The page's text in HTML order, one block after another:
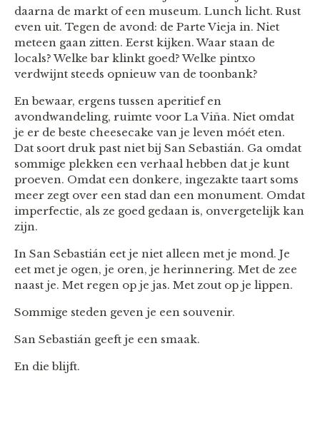
daarna de markt of een museum. Lunch licht. Rust
even uit. Tegen de avond: de Parte Vieja in. Niet
meteen gaan zitten. Eerst kijken. Waar staan de
locals? Welke bar klinkt goed? Welke pintxo
verdwijnt steeds opnieuw van de toonbank?
En bewaar, ergens tussen aperitief en
avondwandeling, ruimte voor La Viña. Niet omdat
je er de beste cheesecake van je leven móét eten.
Dat soort druk past niet bij San Sebastián. Ga omdat
sommige plekken een verhaal hebben dat je kunt
proeven. Omdat een donkere, ingezakte taart soms
meer zegt over een stad dan een monument. Omdat
imperfectie, als ze goed gedaan is, onvergetelijk kan
zijn.
In San Sebastián eet je niet alleen met je mond. Je
eet met je ogen, je oren, je herinnering. Met de zee
naast je. Met regen op je jas. Met zout op je lippen.
Sommige steden geven je een souvenir.
San Sebastián geeft je een smaak.
En die blijft.